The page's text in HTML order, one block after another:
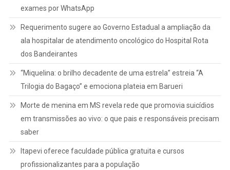
exames por WhatsApp
Requerimento sugere ao Governo Estadual a ampliação da
ala hospitalar de atendimento oncológico do Hospital Rota
dos Bandeirantes
“Miquelina: o brilho decadente de uma estrela” estreia “A
Trilogia do Bagaço” e emociona plateia em Barueri
Morte de menina em MS revela rede que promovia suicídios
em transmissões ao vivo: o que pais e responsáveis precisam
saber
Itapevi oferece faculdade pública gratuita e cursos
profissionalizantes para a população